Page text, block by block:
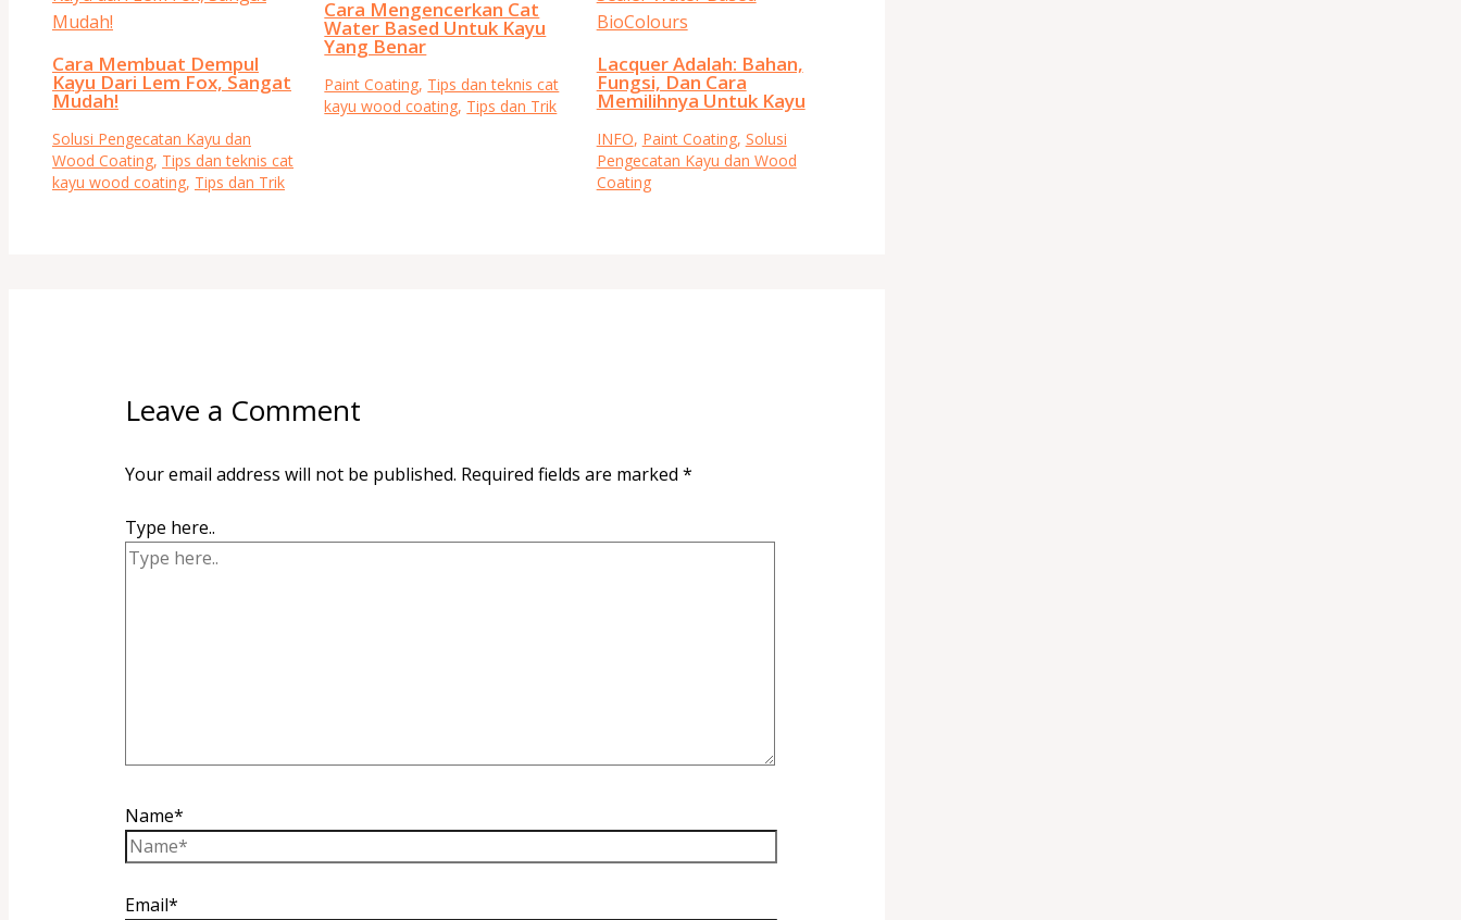
Cara Membuat Dempul
Kayu Dari Lem Fox, Sangat
Mudah!
Solusi Pengecatan Kayu dan
Wood Coating, Tips dan teknis cat
kayu wood coating, Tips dan Trik
Cara Mengencerkan Cat
Water Based Untuk Kayu
Yang Benar
Paint Coating, Tips dan teknis cat
kayu wood coating, Tips dan Trik
Lacquer Adalah: Bahan,
Fungsi, Dan Cara
Memilihnya Untuk Kayu
INFO, Paint Coating, Solusi
Pengecatan Kayu dan Wood
Coating
Leave a Comment
Your email address will not be published. Required fields are marked *
Type here..
Name*
Email*